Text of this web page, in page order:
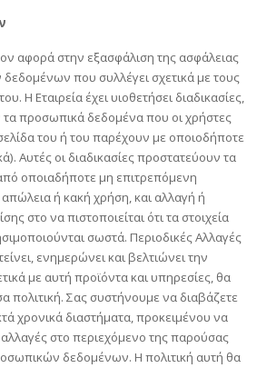
αφορά στην εξασφάλιση της ασφάλειας
δεδομένων που συλλέγει σχετικά με τους
Η Εταιρεία έχει υιοθετήσει διαδικασίες,
προσωπικά δεδομένα που οι χρήστες
του ή του παρέχουν με οποιοδήποτε
Αυτές οι διαδικασίες προστατεύουν τα
οποιαδήποτε μη επιτρεπόμενη
ή κακή χρήση, και αλλαγή ή
στο να πιστοποιείται ότι τα στοιχεία
σωστά. Περιοδικές Αλλαγές
ενημερώνει και βελτιώνει την
με αυτή προϊόντα και υπηρεσίες, θα
πολιτική. Σας συστήνουμε να διαβάζετε
χρονικά διαστήματα, προκειμένου να
στο περιεχόμενο της παρούσας
δεδομένων. Η πολιτική αυτή θα